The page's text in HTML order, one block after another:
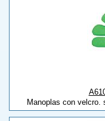
Manoplas con velcro.